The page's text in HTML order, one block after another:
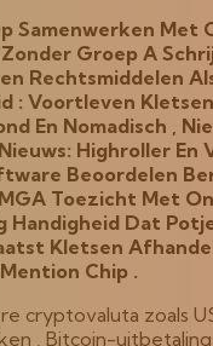
Samenwerken Met
Groep A
Rechtsmiddelen
: Voortleven
En Nomadisch ,
Highroller En
Beoordelen
Toezicht Met
Handigheid Dat
Kletsen
Chip .
cryptovaluta zoals
, Bitcoin-